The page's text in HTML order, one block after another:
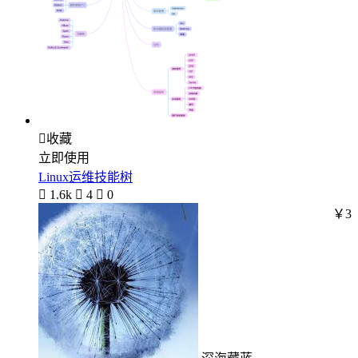
收藏
立即使用
Linux运维技能树
 1.6k  4  0
￥3